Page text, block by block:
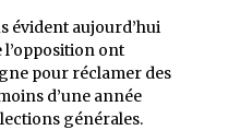
évident aujourd’hui
l’opposition ont
pour réclamer des
d’une année
générales.